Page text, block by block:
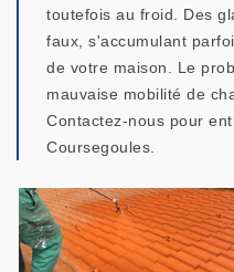
toutefois au froid. Des
faux, s'accumulant
de votre maison. Le
mauvaise mobilité de
Contactez-nous pour
Coursegoules.